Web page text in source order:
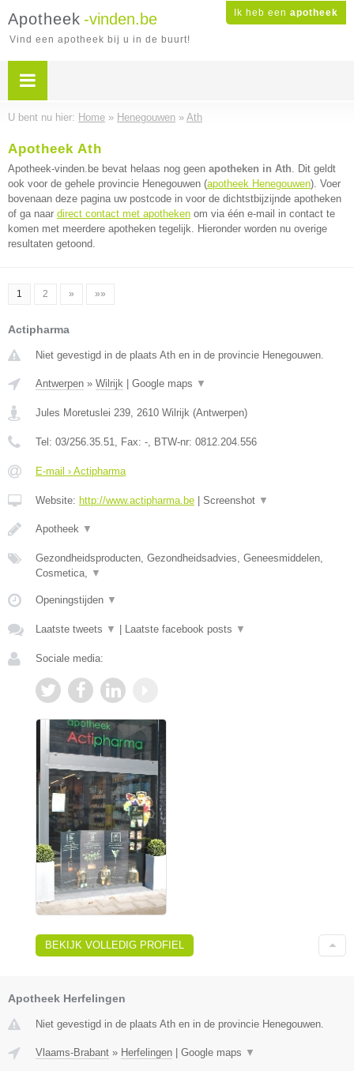
Ik heb een apotheek
Apotheek -vinden.be
Vind een apotheek bij u in de buurt!
U bent nu hier: Home » Henegouwen » Ath
Apotheek Ath
Apotheek-vinden.be bevat helaas nog geen apotheken in Ath. Dit geldt
ook voor de gehele provincie Henegouwen (apotheek Henegouwen). Voer
bovenaan deze pagina uw postcode in voor de dichtstbijzijnde apotheken
of ga naar direct contact met apotheken om via één e-mail in contact te
komen met meerdere apotheken tegelijk. Hieronder worden nu overige
resultaten getoond.
1 2 » »»
Actipharma
Niet gevestigd in de plaats Ath en in de provincie Henegouwen.
Antwerpen » Wilrijk Google maps ▼
Jules Moretuslei 239, 2610 Wilrijk (Antwerpen)
Tel: 03/256.35.51, Fax: -, BTW-nr: 0812.204.556
E-mail › Actipharma
Website: http://www.actipharma.be Screenshot ▼
Apotheek ▼
Gezondheidsproducten, Gezondheidsadvies, Geneesmiddelen,
Cosmetica, ▼
Openingstijden ▼
Laatste tweets ▼ Laatste facebook posts ▼
Sociale media:
BEKIJK VOLLEDIG PROFIEL
Apotheek Herfelingen
Niet gevestigd in de plaats Ath en in de provincie Henegouwen.
Vlaams-Brabant » Herfelingen Google maps ▼